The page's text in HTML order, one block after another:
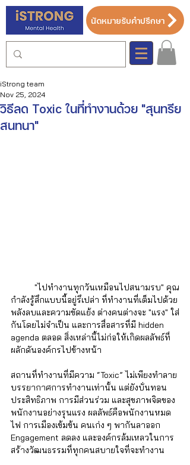
นัดหมายรับคำปรึกษา
วิธีลด Toxic ในที่ทำงานด้วย "สุนทรีย
สนทนา"
iStrong team
Nov 25, 2024
กำลังรู้สึกแบบนี้อยู่รึเปล่า ที่ทำงานที่เต็มไปด้วย
พลังลบและความขัดแย้ง ต่างคนต่างจะ "แรง" ใส่
กันโดยไม่จำเป็น และการสื่อสารที่มี hidden
agenda ตลอด สิ่งเหล่านี้ไม่ก่อให้เกิดผลลัพธ์ที่
ผลักดันองค์กรไปข้างหน้า
สถานที่ทำงานที่มีความ “Toxic” ไม่เพียงทำลาย
บรรยากาศการทำงานเท่านั้น แต่ยังบั่นทอน
ประสิทธิภาพ การมีส่วนร่วม และสุขภาพจิตของ
พนักงานอย่างรุนแรง ผลลัพธ์คือพนักงานหมด
ไฟ การเมืองเข้มข้น คนเก่ง ๆ พากันลาออก
Engagement ลดลง และองค์กรล้มเหลวในการ
สร้างวัฒนธรรมที่ทุกคนสบายใจที่จะทำงาน